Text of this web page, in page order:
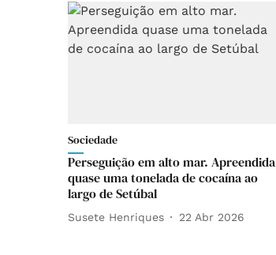
Sociedade
Perseguição em alto mar. Apreendida
quase uma tonelada de cocaína ao
largo de Setúbal
Susete Henriques 22 Abr 2026